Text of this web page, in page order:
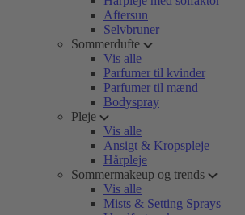
Aftersun
Selvbruner
Sommerdufte
Vis alle
Parfumer til kvinder
Parfumer til mænd
Bodyspray
Pleje
Vis alle
Ansigt & Kropspleje
Hårpleje
Sommermakeup og trends
Vis alle
Mists & Setting Sprays